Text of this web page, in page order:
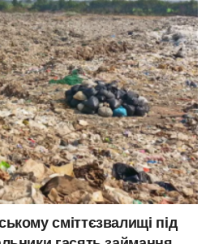
сміттєзвалищі під